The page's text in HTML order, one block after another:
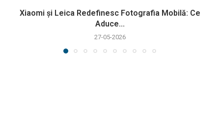
Xiaomi și Leica Redefinesc Fotografia Mobilă: Ce
Aduce...
27-05-2026